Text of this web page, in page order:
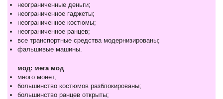
неограниченные деньги;
неограниченное гаджеты;
неограниченное костюмы;
неограниченное ранцев;
все транспортные средства модернизированы;
фальшивые машины.
мод: мега мод
много монет;
большинство костюмов разблокированы;
большинство ранцев открыты;